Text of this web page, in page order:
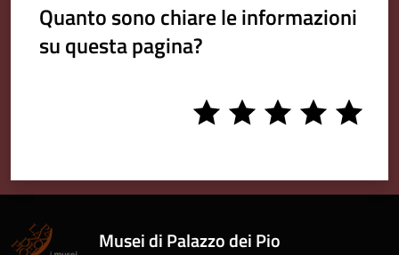
Quanto sono chiare le informazioni
su questa pagina?
5
stars
4
stars
3
stars
2
stars
1
stars
Musei di Palazzo dei Pio